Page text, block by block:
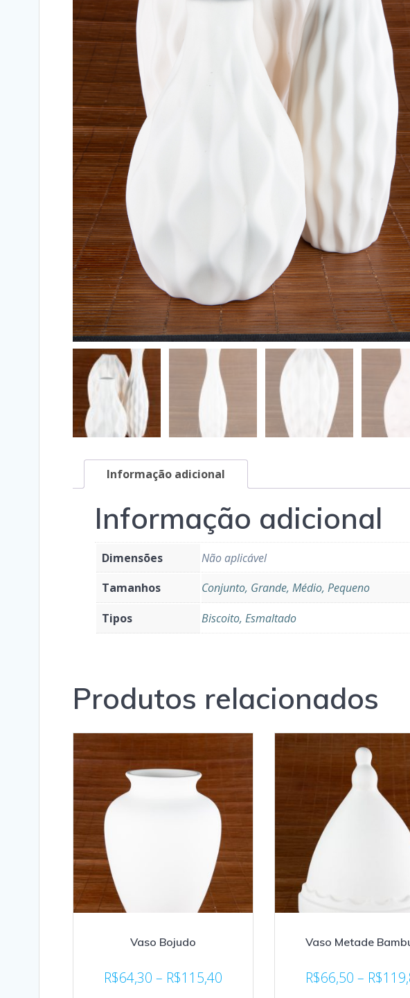
Informação adicional
Informação adicional
Dimensões
Não aplicável
Tamanhos
Conjunto, Grande, Médio, Pequeno
Tipos
Biscoito, Esmaltado
Produtos relacionados
Vaso Bojudo
R$64,30 – R$115,40
Vaso Metade
R$66,50 – R$